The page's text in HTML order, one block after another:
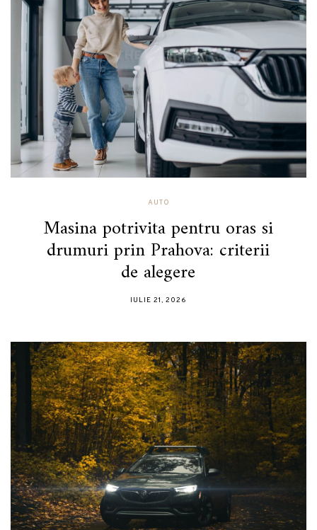
AUTO
Masina potrivita pentru oras si
drumuri prin Prahova: criterii
de alegere
IULIE 21, 2026